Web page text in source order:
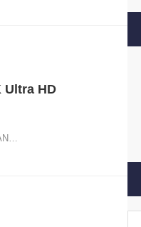
Ultra HD